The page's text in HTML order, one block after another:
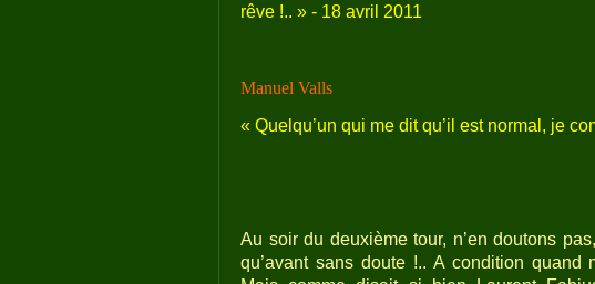
rêve !.. » - 18 avril 2011
Manuel Valls
« Quelqu’un qui me dit qu’il est normal, je
Au soir du deuxième tour, n’en doutons
qu’avant sans doute !.. A condition